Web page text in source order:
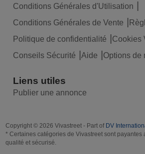
Conditions Générales d'Utilisation
Conditions Générales de Vente
Politique de confidentialité
Cookies
Conseils Sécurité
Aide Options de
Liens utiles
Publier une annonce
Copyright © 2026 Vivastreet - Part of DV
* Certaines catégories de Vivastreet sont payantes
qualité et sécurisé.